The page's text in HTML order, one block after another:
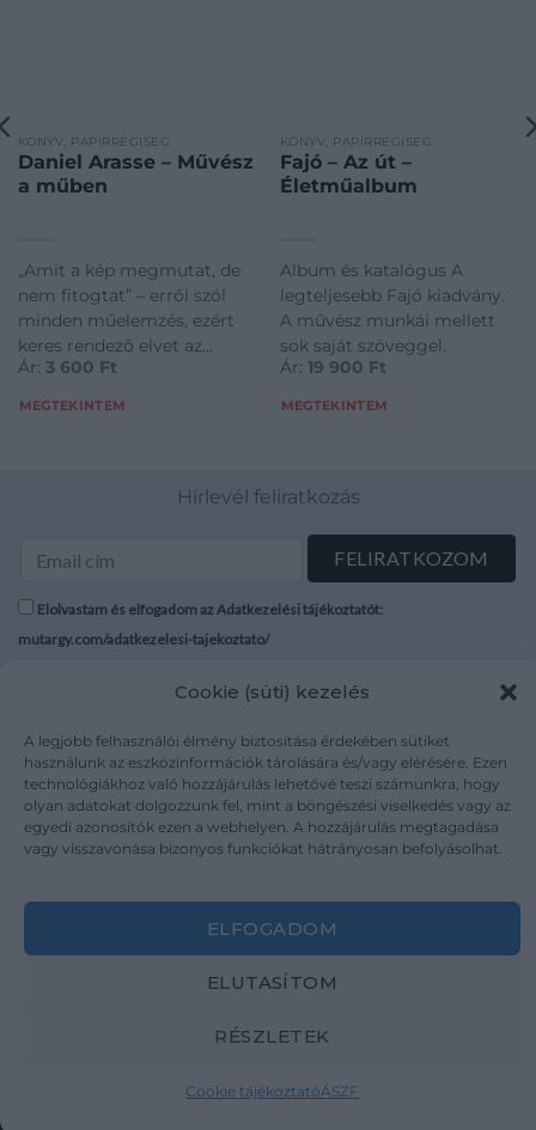
Cookie (süti) kezelés
A legjobb felhasználói élmény biztosítása érdekében sütiket
használunk az eszközinformációk tárolására és/vagy elérésére. Ezen
technológiákhoz való hozzájárulás lehetővé teszi számunkra, hogy
olyan adatokat dolgozzunk fel, mint a böngészési viselkedés vagy az
egyedi azonosítók ezen a webhelyen. A hozzájárulás megtagadása
vagy visszavonása bizonyos funkciókat hátrányosan befolyásolhat.
ELFOGADOM
ELUTASÍTOM
RÉSZLETEK
Cookie tájékoztatóÁSZF
KÖNYV, PAPÍRRÉGISÉG
Daniel Arasse – Művész
a műben
„Amit a kép megmutat, de
nem fitogtat” – erről szól
minden műelemzés, ezért
keres rendező elvet az
ikonográfia, és ennek
találhatunk. Ebben a
írta meg, melyet analitikus
ikonográfiának nevezett el.
A kép szüzséje(sujet) és az
alkotó szubjektuma(sujet),-
egybeesése is azt mutatja, -
egymásra utalásait
vizsgálja. „Elemzésemnek
nem az a célja, hogy egy
nevet kapcsoljunk egy
műalkotáshoz, hanem az,
megragadjuk, mivé tudott
köszönhetően (akinek
viszont ismernünk kell a
újabb konkrét eseteket
Ár: 3 600 Ft
MEGTEKINTEM
KÖNYV, PAPÍRRÉGISÉG
Fajó – Az út –
Életműalbum
Album és katalógus A
legteljesebb Fajó kiadvány.
A művész munkái mellett
sok saját szöveggel.
Ár: 19 900 Ft
MEGTEKINTEM
Hírlevél feliratkozás
Elolvastam és elfogadom az Adatkezelési tájékoztatót:
mutargy.com/adatkezelesi-tajekoztato/
Médiaajánlat
Karrier
Kapcsolat
Áraink
ÁSZF
Adatvédelem
Impresszum